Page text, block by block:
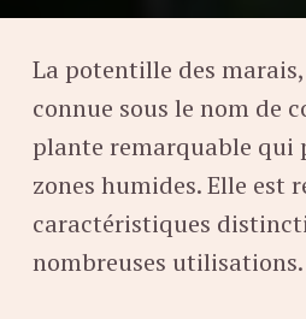
La potentille des
connue sous le nom de
plante remarquable qui
zones humides. Elle est
caractéristiques
nombreuses utilisations.